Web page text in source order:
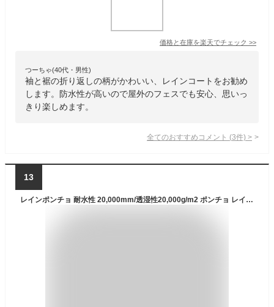
価格と在庫を楽天でチェック >>
つーちゃ(40代・男性)
袖と裾の折り返しの柄がかわいい、レインコートをお勧め
します。防水性が高いので屋外のフェスでも安心、思いっ
きり楽しめます。
全てのおすすめコメント (3件) >
13
レインポンチョ 耐水性 20,000mm/透湿性20,000g/m2 ポンチョ レインウェア/レインスーツ 雨具/カッパ 止水ファスナー 反射ロゴ メンズ レディース 通勤/通学/自転車/キャンプ/公園/野外フェス ベンチレーション LAD WEATHER ラドウェザー